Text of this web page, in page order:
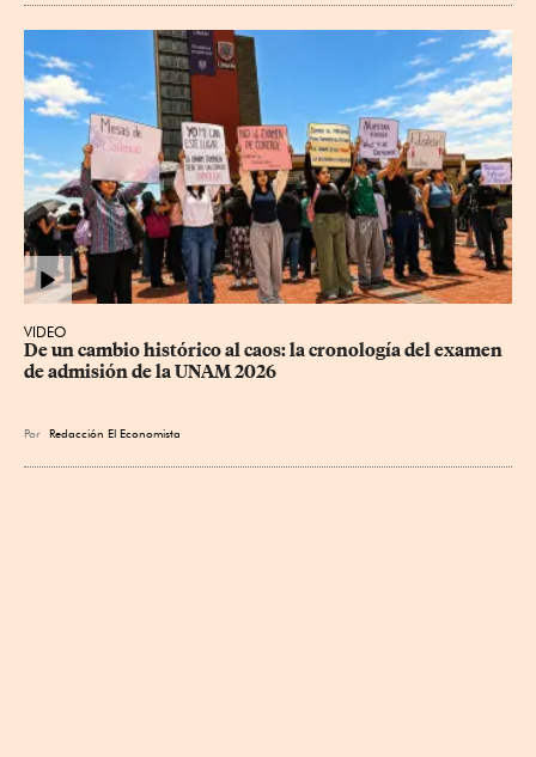
VIDEO
De un cambio histórico al caos: la cronología del examen
de admisión de la UNAM 2026
Por Redacción El Economista